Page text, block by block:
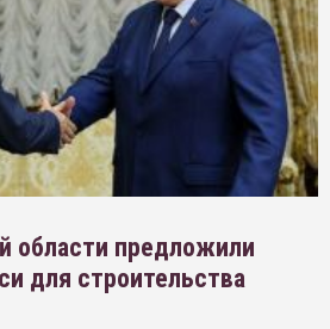
области предложили
для строительства